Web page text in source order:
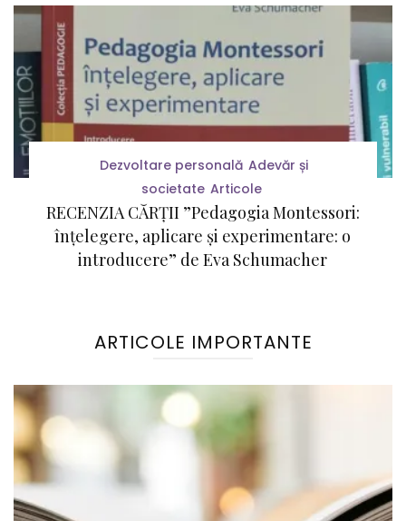
Dezvoltare personală Adevăr și
societate Articole
RECENZIA CĂRȚII ”Pedagogia Montessori:
înțelegere, aplicare și experimentare: o
introducere” de Eva Schumacher
ARTICOLE IMPORTANTE